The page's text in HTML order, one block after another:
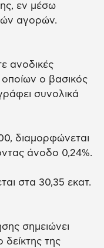
εν μέσω
αγορών.
ανοδικές
οποίων ο βασικός
συνολικά
διαμορφώνεται
άνοδο 0,24%.
στα 30,35 εκατ.
σημειώνει
της